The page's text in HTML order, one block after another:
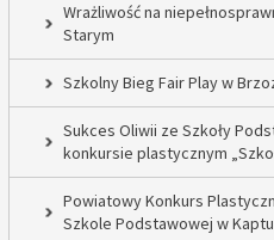
Wrażliwość na
Starym
Szkolny Bieg Fair Play w
Sukces Oliwii ze Szkoły
konkursie plastycznym
Powiatowy Konkurs
Szkole Podstawowej w